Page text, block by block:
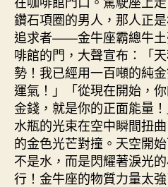
鑽石項圈的男人，那人正
追求者——金牛座霸總牛土
啡館的門，大聲宣布：「
勢！我已經用一百噸的純
運氣！」「從現在開始，
金錢，就是你的正面能量
水瓶的光束在空中瞬間扭
的金色光芒對撞。天空開
不是水，而是閃耀著淚光
行！金牛座的物質力量太